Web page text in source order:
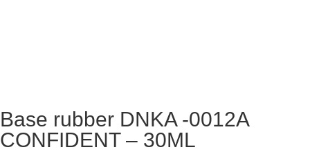
Base rubber DNKA -0012A
CONFIDENT – 30ML